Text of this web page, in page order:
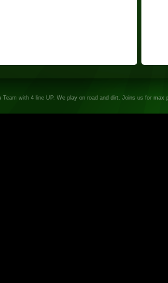
Team with 4 line UP. We play on road and dirt. Joins us for max